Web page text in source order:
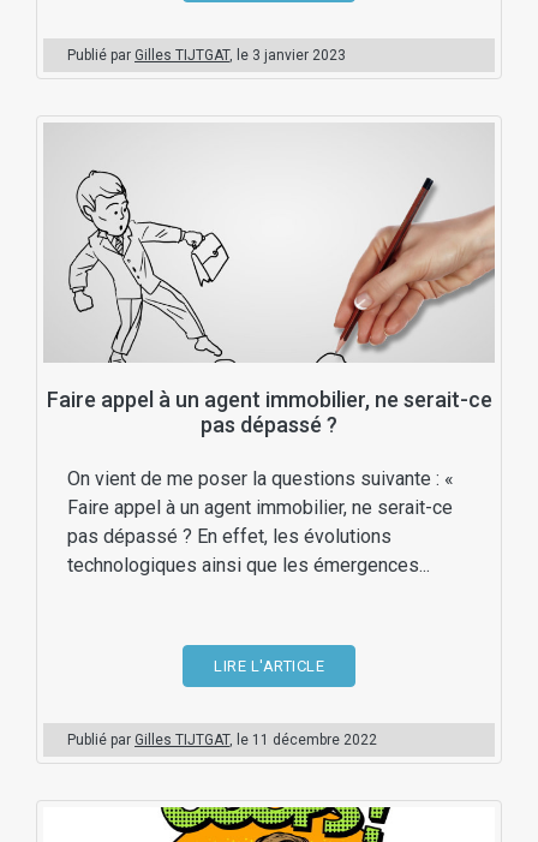
Publié par Gilles TIJTGAT, le 3 janvier 2023
Faire appel à un agent immobilier, ne serait-ce
pas dépassé ?
On vient de me poser la questions suivante : «
Faire appel à un agent immobilier, ne serait-ce
pas dépassé ? En effet, les évolutions
technologiques ainsi que les émergences...
LIRE L'ARTICLE
Publié par Gilles TIJTGAT, le 11 décembre 2022